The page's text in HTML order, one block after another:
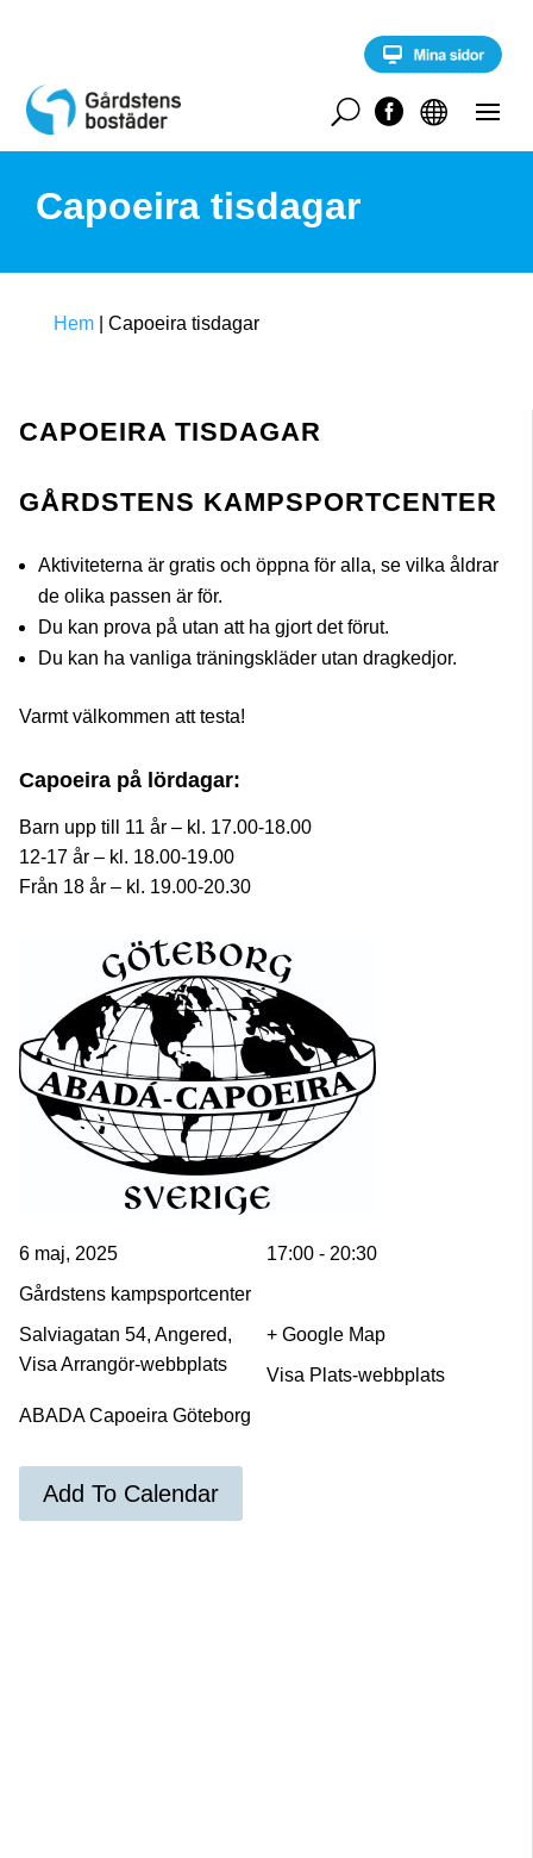
c
n


U
Capoeira tisdagar
Hem Capoeira tisdagar
CAPOEIRA TISDAGAR
GÅRDSTENS KAMPSPORTCENTER
Aktiviteterna är gratis och öppna för alla, se vilka åldrar
de olika passen är för.
Du kan prova på utan att ha gjort det förut.
Du kan ha vanliga träningskläder utan dragkedjor.
Varmt välkommen att testa!
Capoeira på lördagar:
Barn upp till 11 år – kl. 17.00-18.00
12-17 år – kl. 18.00-19.00
Från 18 år – kl. 19.00-20.30
6 maj, 2025
17:00 - 20:30
Gårdstens kampsportcenter
Salviagatan 54, Angered,
+ Google Map
Visa Plats-webbplats
ABADA Capoeira Göteborg
Visa Arrangör-webbplats
Add To Calendar